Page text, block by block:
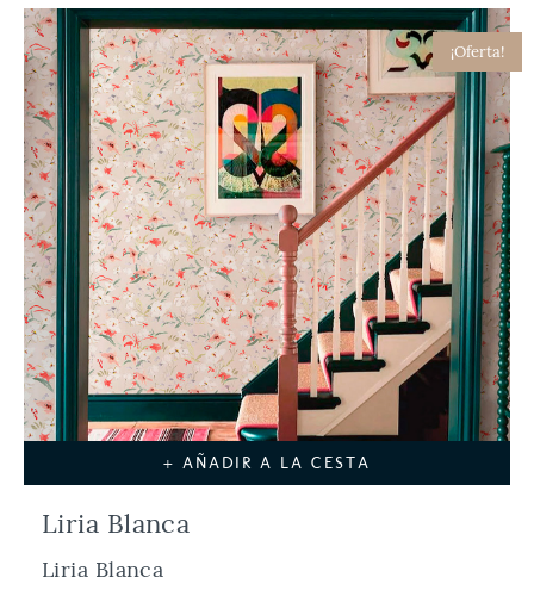
¡Oferta!
+ AÑADIR A LA CESTA
Liria Blanca
Liria Blanca